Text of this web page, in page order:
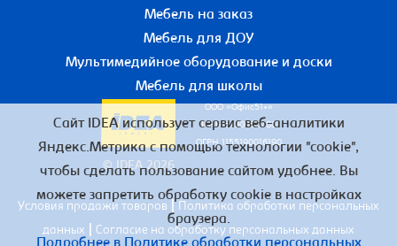
Мебель на заказ
Мебель для ДОУ
Мультимедийное оборудование и доски
Мебель для школы
© IDEA 2026
ООО «Офис51+»
ИНН 5190055780
ОГРН 1155190016190
Условия продажи товаров | Политика обработки персональных
данных
Согласие на обработку персональных данных
Сайт IDEA использует сервис веб-аналитики
Яндекс.Метрика с помощью технологии "cookie",
чтобы сделать пользование сайтом удобнее. Вы
можете запретить обработку cookie в настройках
браузера.